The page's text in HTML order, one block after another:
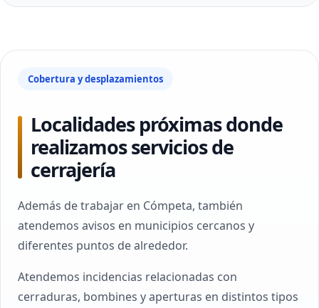
Cobertura y desplazamientos
Localidades próximas donde
realizamos servicios de
cerrajería
Además de trabajar en Cómpeta, también
atendemos avisos en municipios cercanos y
diferentes puntos de alrededor.
Atendemos incidencias relacionadas con
cerraduras, bombines y aperturas en distintos tipos